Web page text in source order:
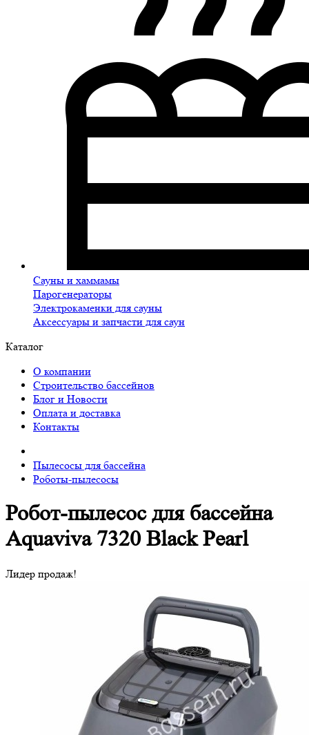
Сауны и хаммамы
Парогенераторы
Электрокаменки для сауны
Аксессуары и запчасти для саун
Каталог
О компании
Строительство бассейнов
Блог и Новости
Оплата и доставка
Контакты
Пылесосы для бассейна
Роботы-пылесосы
Робот-пылесоc для бассейна
Aquaviva 7320 Black Pearl
Лидер продаж!